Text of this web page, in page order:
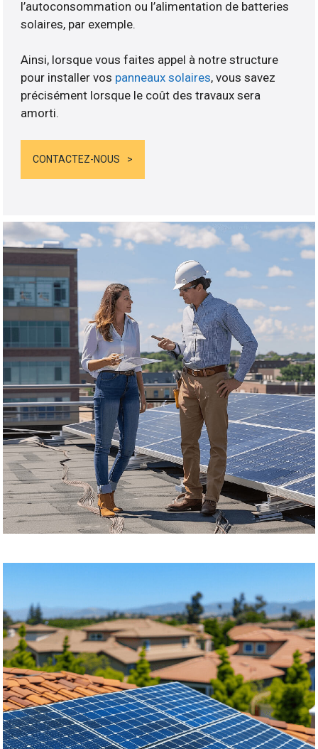
l’autoconsommation ou l’alimentation de batteries
solaires, par exemple.
Ainsi, lorsque vous faites appel à notre structure
pour installer vos panneaux solaires, vous savez
précisément lorsque le coût des travaux sera
amorti.
CONTACTEZ-NOUS